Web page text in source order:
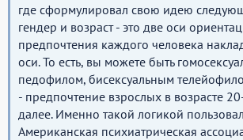
где сформулировал свою идею
гендер и возраст - это две оси
предпочтения каждого человека
оси. То есть, вы можете быть
педофилом, бисексуальным
- предпочтение взрослых в возрасте
далее. Именно такой логикой
Американская психиатрическая